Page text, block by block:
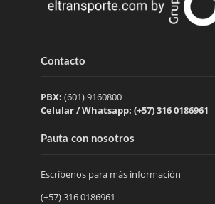
Contacto
PBX: (601) 9160800
Celular / Whatsapp: (+57) 316 0186961
Pauta con nosotros
Escríbenos para más información
(+57) 316 0186961